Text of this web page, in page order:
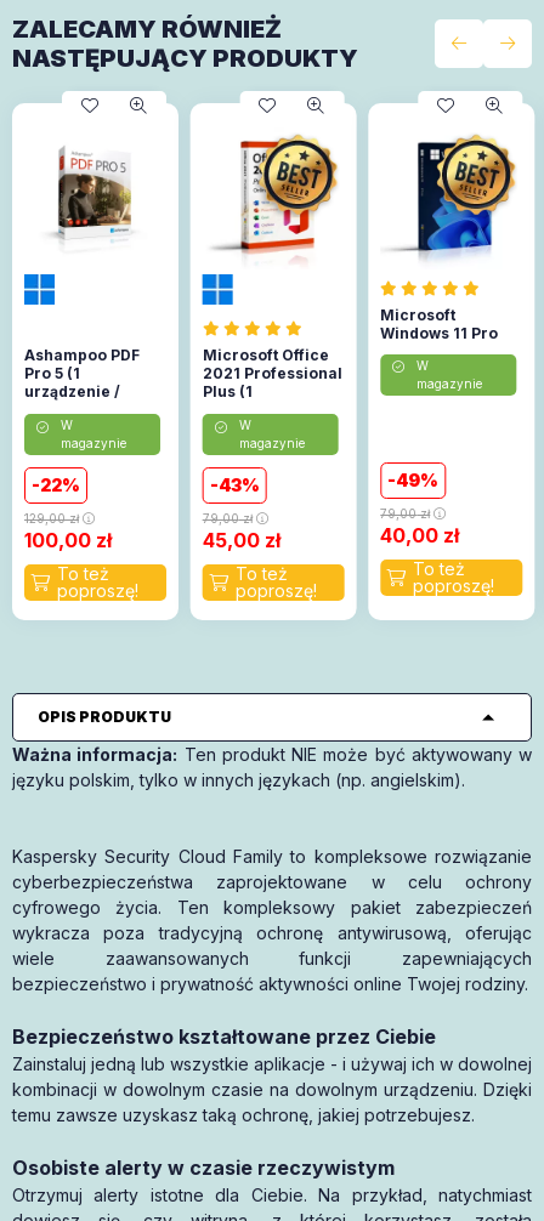
ZALECAMY RÓWNIEŻ
NASTĘPUJĄCY PRODUKTY
Ashampoo PDF
Pro 5 (1
urządzenie /
W
magazynie
22
129,00zł
100,00 zł
Microsoft Office
2021 Professional
Plus (1
(Aktywacja
online)
W
magazynie
43
79,00zł
45,00zł
Microsoft
Windows 11 Pro
W
magazynie
49
79,00zł
40,00 zł
OPIS PRODUKTU
Ważna informacja: Ten produkt NIE może być aktywowany w
języku polskim, tylko w innych językach (np. angielskim).
Kaspersky Security Cloud Family to kompleksowe rozwiązanie
cyberbezpieczeństwa zaprojektowane w celu ochrony
cyfrowego życia. Ten kompleksowy pakiet zabezpieczeń
wykracza poza tradycyjną ochronę antywirusową, oferując
wiele zaawansowanych funkcji zapewniających
bezpieczeństwo i prywatność aktywności online Twojej rodziny.
Bezpieczeństwo kształtowane przez Ciebie
Zainstaluj jedną lub wszystkie aplikacje - i używaj ich w dowolnej
kombinacji w dowolnym czasie na dowolnym urządzeniu. Dzięki
temu zawsze uzyskasz taką ochronę, jakiej potrzebujesz.
Osobiste alerty w czasie rzeczywistym
Otrzymuj alerty istotne dla Ciebie. Na przykład, natychmiast